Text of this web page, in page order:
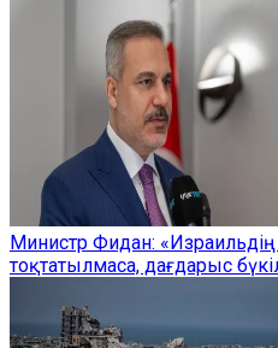
Министр Фидан:
тоқтатылмаса, дағдарыс